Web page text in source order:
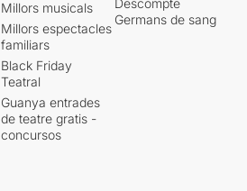
Millors musicals
Millors espectacles
familiars
Black Friday
Teatral
Guanya entrades
de teatre gratis -
concursos
Descompte
Germans de sang